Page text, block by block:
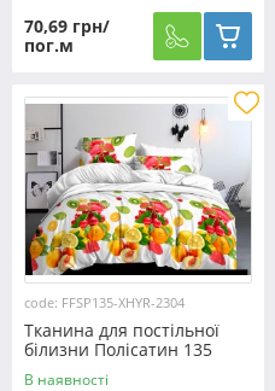
70,69 грн/
пог.м
code: FFSP135-XHYR-2304
Тканина для постільної
білизни Полісатин 135
SP135-XHYR-2304 (60м)
В наявності